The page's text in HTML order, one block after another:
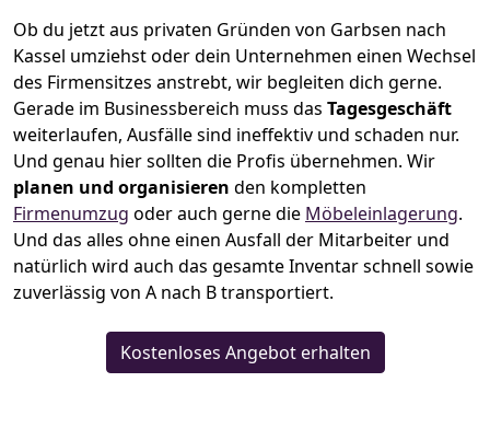
Ob du jetzt aus privaten Gründen von Garbsen nach
Kassel umziehst oder dein Unternehmen einen Wechsel
des Firmensitzes anstrebt, wir begleiten dich gerne.
Gerade im Businessbereich muss das Tagesgeschäft
weiterlaufen, Ausfälle sind ineffektiv und schaden nur.
Und genau hier sollten die Profis übernehmen. Wir
planen und organisieren den kompletten
Firmenumzug oder auch gerne die Möbeleinlagerung.
Und das alles ohne einen Ausfall der Mitarbeiter und
natürlich wird auch das gesamte Inventar schnell sowie
zuverlässig von A nach B transportiert.
Kostenloses Angebot erhalten